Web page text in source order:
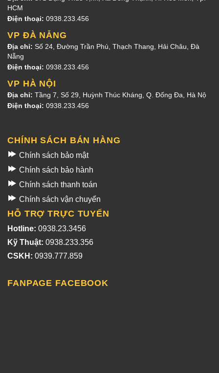
HCM
Điện thoại: 0938.233.456
VP ĐÀ NẴNG
Địa chỉ: Số 24, Đường Trần Phú, Thạch Thang, Hải Châu, Đà
Nẵng
Điện thoại: 0938.233.456
VP HÀ NỘI
Địa chỉ: Tầng 7, Số 29, Huỳnh Thúc Kháng, Q. Đống Đa, Hà Nộ
Điện thoại: 0938.233.456
CHÍNH SÁCH BÁN HÀNG
Chính sách bảo mật
Chính sách bảo hành
Chính sách thanh toán
Chính sách vận chuyển
HỖ TRỢ TRỰC TUYẾN
Hotline: 0938.23.3456
Kỹ Thuật: 0938.233.356
CSKH: 0939.777.859
FANPAGE FACEBOOK